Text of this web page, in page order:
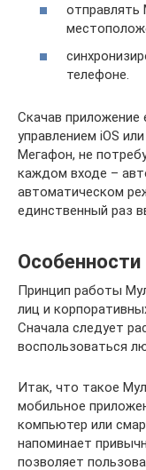
телефоне.
Скачав
управлением iOS
Мегафон, не
каждом входе –
автоматическом
единственный раз
Принцип работы
лиц и
Сначала следует
воспользоваться
Итак, что такое
мобильное
компьютер или
напоминает
позволяет